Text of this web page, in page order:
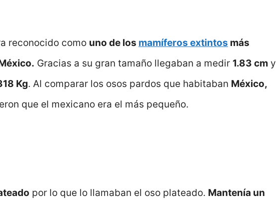
reconocido como uno de los mamíferos extintos más
Gracias a su gran tamaño llegaban a medir 1.83 cm y
Kg. Al comparar los osos pardos que habitaban México,
que el mexicano era el más pequeño.
por lo que lo llamaban el oso plateado. Mantenía un